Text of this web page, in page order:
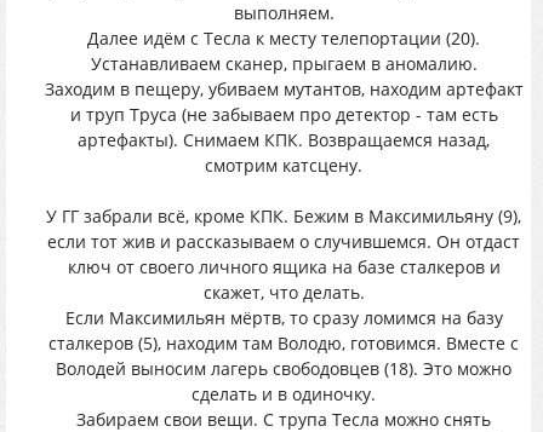
выполняем.
Далее идём с Тесла к месту телепортации (20).
Устанавливаем сканер, прыгаем в аномалию.
Заходим в пещеру, убиваем мутантов, находим артефакт
и труп Труса (не забываем про детектор - там есть
артефакты). Снимаем КПК. Возвращаемся назад,
смотрим катсцену.
У ГГ забрали всё, кроме КПК. Бежим в Максимильяну (9),
если тот жив и рассказываем о случившемся. Он отдаст
ключ от своего личного ящика на базе сталкеров и
скажет, что делать.
Если Максимильян мёртв, то сразу ломимся на базу
сталкеров (5), находим там Володю, готовимся. Вместе с
Володей выносим лагерь свободовцев (18). Это можно
сделать и в одиночку.
Забираем свои вещи. С трупа Тесла можно снять